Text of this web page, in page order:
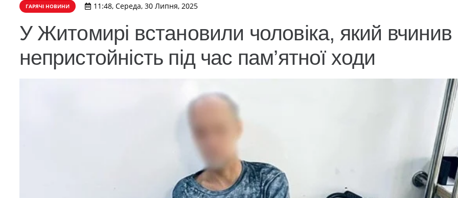
ГАРЯЧІ НОВИНИ 11:48, Середа, 30 Липня, 2025
У Житомирі встановили чоловіка, який вчинив
непристойність під час пам’ятної ходи